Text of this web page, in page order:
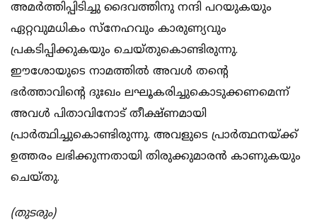
അമർത്തിപ്പിടിച്ചു ദൈവത്തിനു നന്ദി പറയുകയും
ഏറ്റവുമധികം സ്നേഹവും കാരുണ്യവും
പ്രകടിപ്പിക്കുകയും ചെയ്തുകൊണ്ടിരുന്നു.
ഈശോയുടെ നാമത്തിൽ അവൾ തന്റെ
ഭർത്താവിന്റെ ദുഃഖം ലഘൂകരിച്ചുകൊടുക്കണമെന്ന്
അവൾ പിതാവിനോട് തീക്ഷ്ണമായി
പ്രാർത്ഥിച്ചുകൊണ്ടിരുന്നു. അവളുടെ പ്രാർത്ഥനയ്ക്ക്
ഉത്തരം ലഭിക്കുന്നതായി തിരുക്കുമാരൻ കാണുകയും
ചെയ്തു.
(തുടരും)